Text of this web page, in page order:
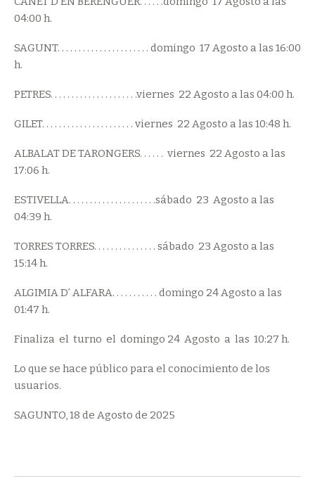
04:00 h.
SAGUNT. . . . . . . . . . . . . . . . . . . . . . domingo 17 Agosto a las 16:00
h.
PETRES. . . . . . . . . . . . . . . . . . . . .viernes 22 Agosto a las 04:00 h.
GILET. . . . . . . . . . . . . . . . . . . . . . viernes 22 Agosto a las 10:48 h.
ALBALAT DE TARONGERS. . . . . . viernes 22 Agosto a las
17:06 h.
ESTIVELLA. . . . . . . . . . . . . . . . . . . . .sábado 23 Agosto a las
04:39 h.
TORRES TORRES. . . . . . . . . . . . . . . sábado 23 Agosto a las
15:14 h.
ALGIMIA D’ ALFARA. . . . . . . . . . . domingo 24 Agosto a las
01:47 h.
Finaliza el turno el domingo 24 Agosto a las 10:27 h.
Lo que se hace público para el conocimiento de los
usuarios.
SAGUNTO, 18 de Agosto de 2025